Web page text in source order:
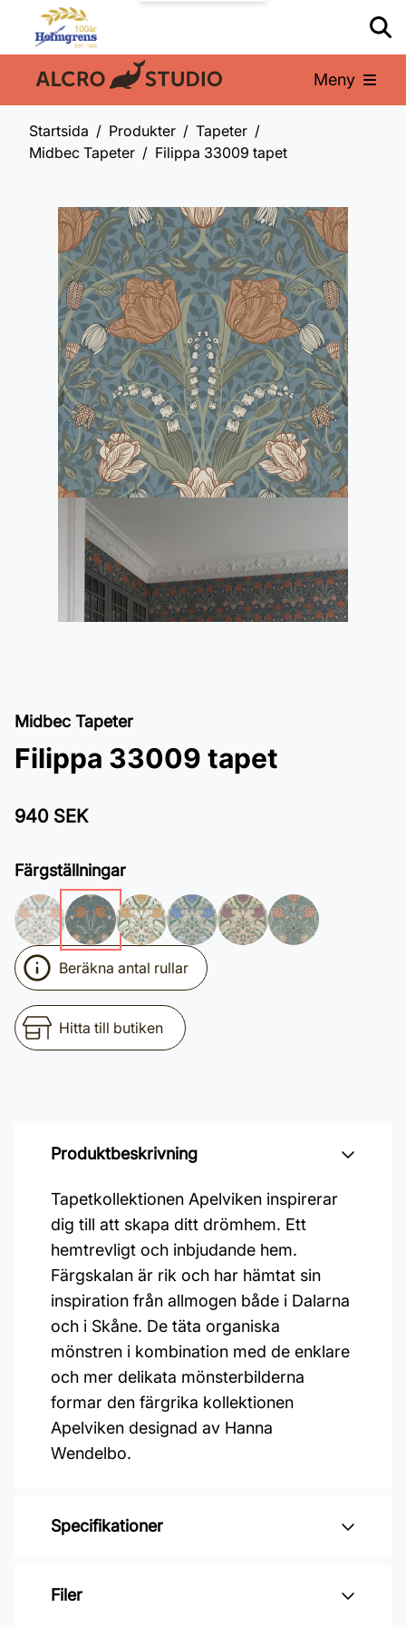
En del av: Meny
Startsida Produkter
Tapeter
Midbec Tapeter
Filippa 33009 tapet
Midbec Tapeter
Filippa 33009 tapet
940 SEK
Färgställningar
Beräkna antal rullar
Hitta till butiken
Produktbeskrivning
Tapetkollektionen Apelviken inspirerar
dig till att skapa ditt drömhem. Ett
hemtrevligt och inbjudande hem.
Färgskalan är rik och har hämtat sin
inspiration från allmogen både i Dalarna
och i Skåne. De täta organiska
mönstren i kombination med de enklare
och mer delikata mönsterbilderna
formar den färgrika kollektionen
Apelviken designad av Hanna
Wendelbo.
Specifikationer
Varumärke: Midbec Tapeter
Filer